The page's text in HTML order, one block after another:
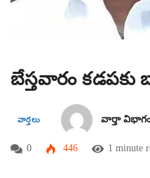
బేస్తవారం
వార్తలు వార్తా
0 446 1 minute